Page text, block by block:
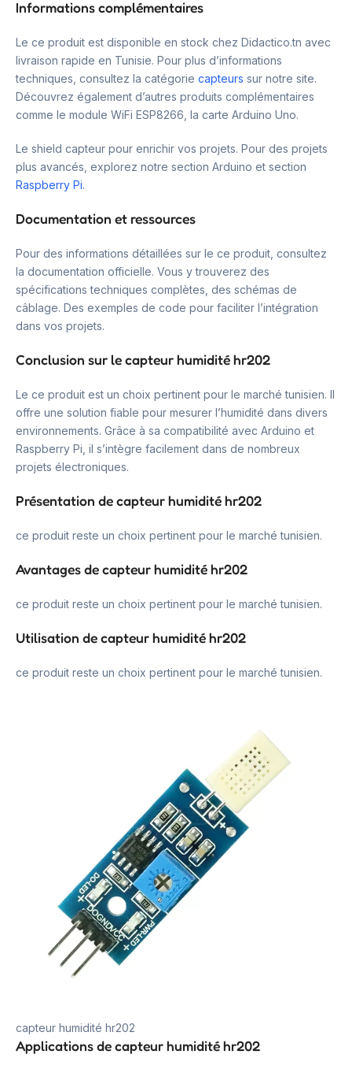
Informations complémentaires
Le ce produit est disponible en stock chez Didactico.tn avec
livraison rapide en Tunisie. Pour plus d’informations
techniques, consultez la catégorie capteurs sur notre site.
Découvrez également d’autres produits complémentaires
comme le module WiFi ESP8266, la carte Arduino Uno.
Le shield capteur pour enrichir vos projets. Pour des projets
plus avancés, explorez notre section Arduino et section
Raspberry Pi.
Documentation et ressources
Pour des informations détaillées sur le ce produit, consultez
la documentation officielle. Vous y trouverez des
spécifications techniques complètes, des schémas de
câblage. Des exemples de code pour faciliter l’intégration
dans vos projets.
Conclusion sur le capteur humidité hr202
Le ce produit est un choix pertinent pour le marché tunisien. Il
offre une solution fiable pour mesurer l’humidité dans divers
environnements. Grâce à sa compatibilité avec Arduino et
Raspberry Pi, il s’intègre facilement dans de nombreux
projets électroniques.
Présentation de capteur humidité hr202
ce produit reste un choix pertinent pour le marché tunisien.
Avantages de capteur humidité hr202
ce produit reste un choix pertinent pour le marché tunisien.
Utilisation de capteur humidité hr202
ce produit reste un choix pertinent pour le marché tunisien.
capteur humidité hr202
Applications de capteur humidité hr202